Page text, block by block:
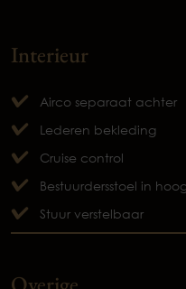
Interieur
Airco separaat achter
Lederen bekleding
Cruise control
Bestuurdersstoel in
Stuur verstelbaar